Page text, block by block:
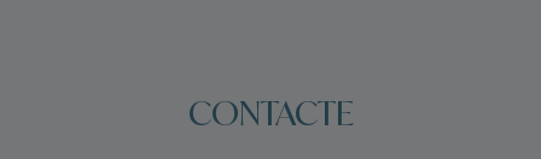
CONTACTE